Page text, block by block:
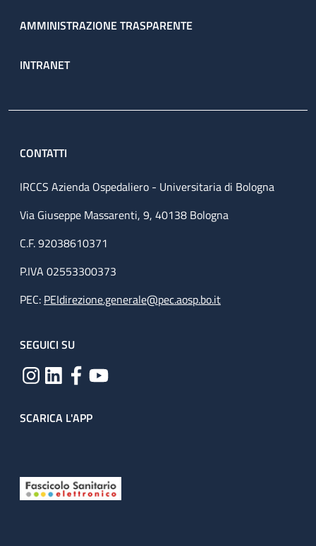
AMMINISTRAZIONE TRASPARENTE
INTRANET
CONTATTI
IRCCS Azienda Ospedaliero - Universitaria di Bologna
Via Giuseppe Massarenti, 9, 40138 Bologna
C.F. 92038610371
P.IVA 02553300373
PEC: PEIdirezione.generale@pec.aosp.bo.it
SEGUICI SU
SCARICA L'APP